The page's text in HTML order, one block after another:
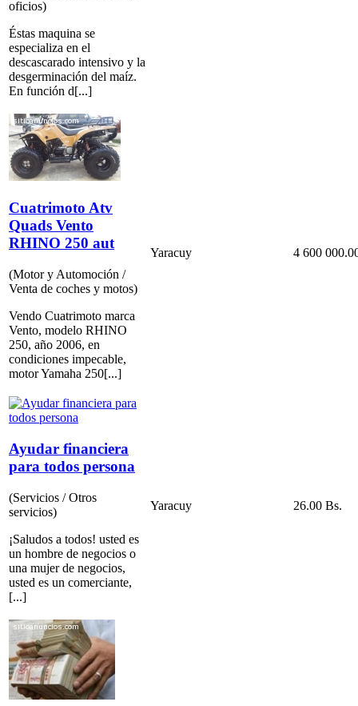
oficios)
Éstas maquina se
especializa en el
descascarado intensivo y la
desgerminación del maíz.
En función d[...]
Cuatrimoto Atv
Quads Vento
RHINO 250 aut
(Motor y Automoción /
Venta de coches y motos)
Vendo Cuatrimoto marca
Vento, modelo RHINO
250, año 2006, en
condiciones impecable,
motor Yamaha 250[...]
Yaracuy 4 600
Ayudar financiera
para todos persona
(Servicios / Otros
servicios)
¡Saludos a todos! usted es
un hombre de negocios o
una mujer de negocios,
usted es un comerciante,
[...]
Yaracuy 26.00 Bs.